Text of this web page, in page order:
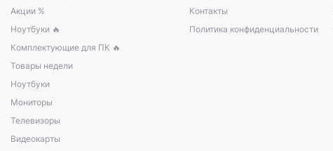
Акции %
Ноутбуки 🔥
Комплектующие для ПК 🔥
Товары недели
Ноутбуки
Мониторы
Телевизоры
Видеокарты
Контакты
Политика конфиденциальности